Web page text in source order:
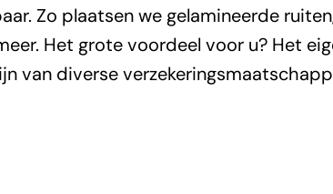
Zo plaatsen we gelamineerde
Het grote voordeel voor u? Het
van diverse